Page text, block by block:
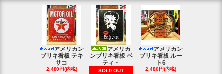
アメリカン
ブリキ看板 テキ
サコ
2,480円(内税)
アメリカ
ンブリキ看板 ベ
ティ・
SOLD OUT
アメリカン
ブリキ看板 ルー
ト6
2,480円(内税)